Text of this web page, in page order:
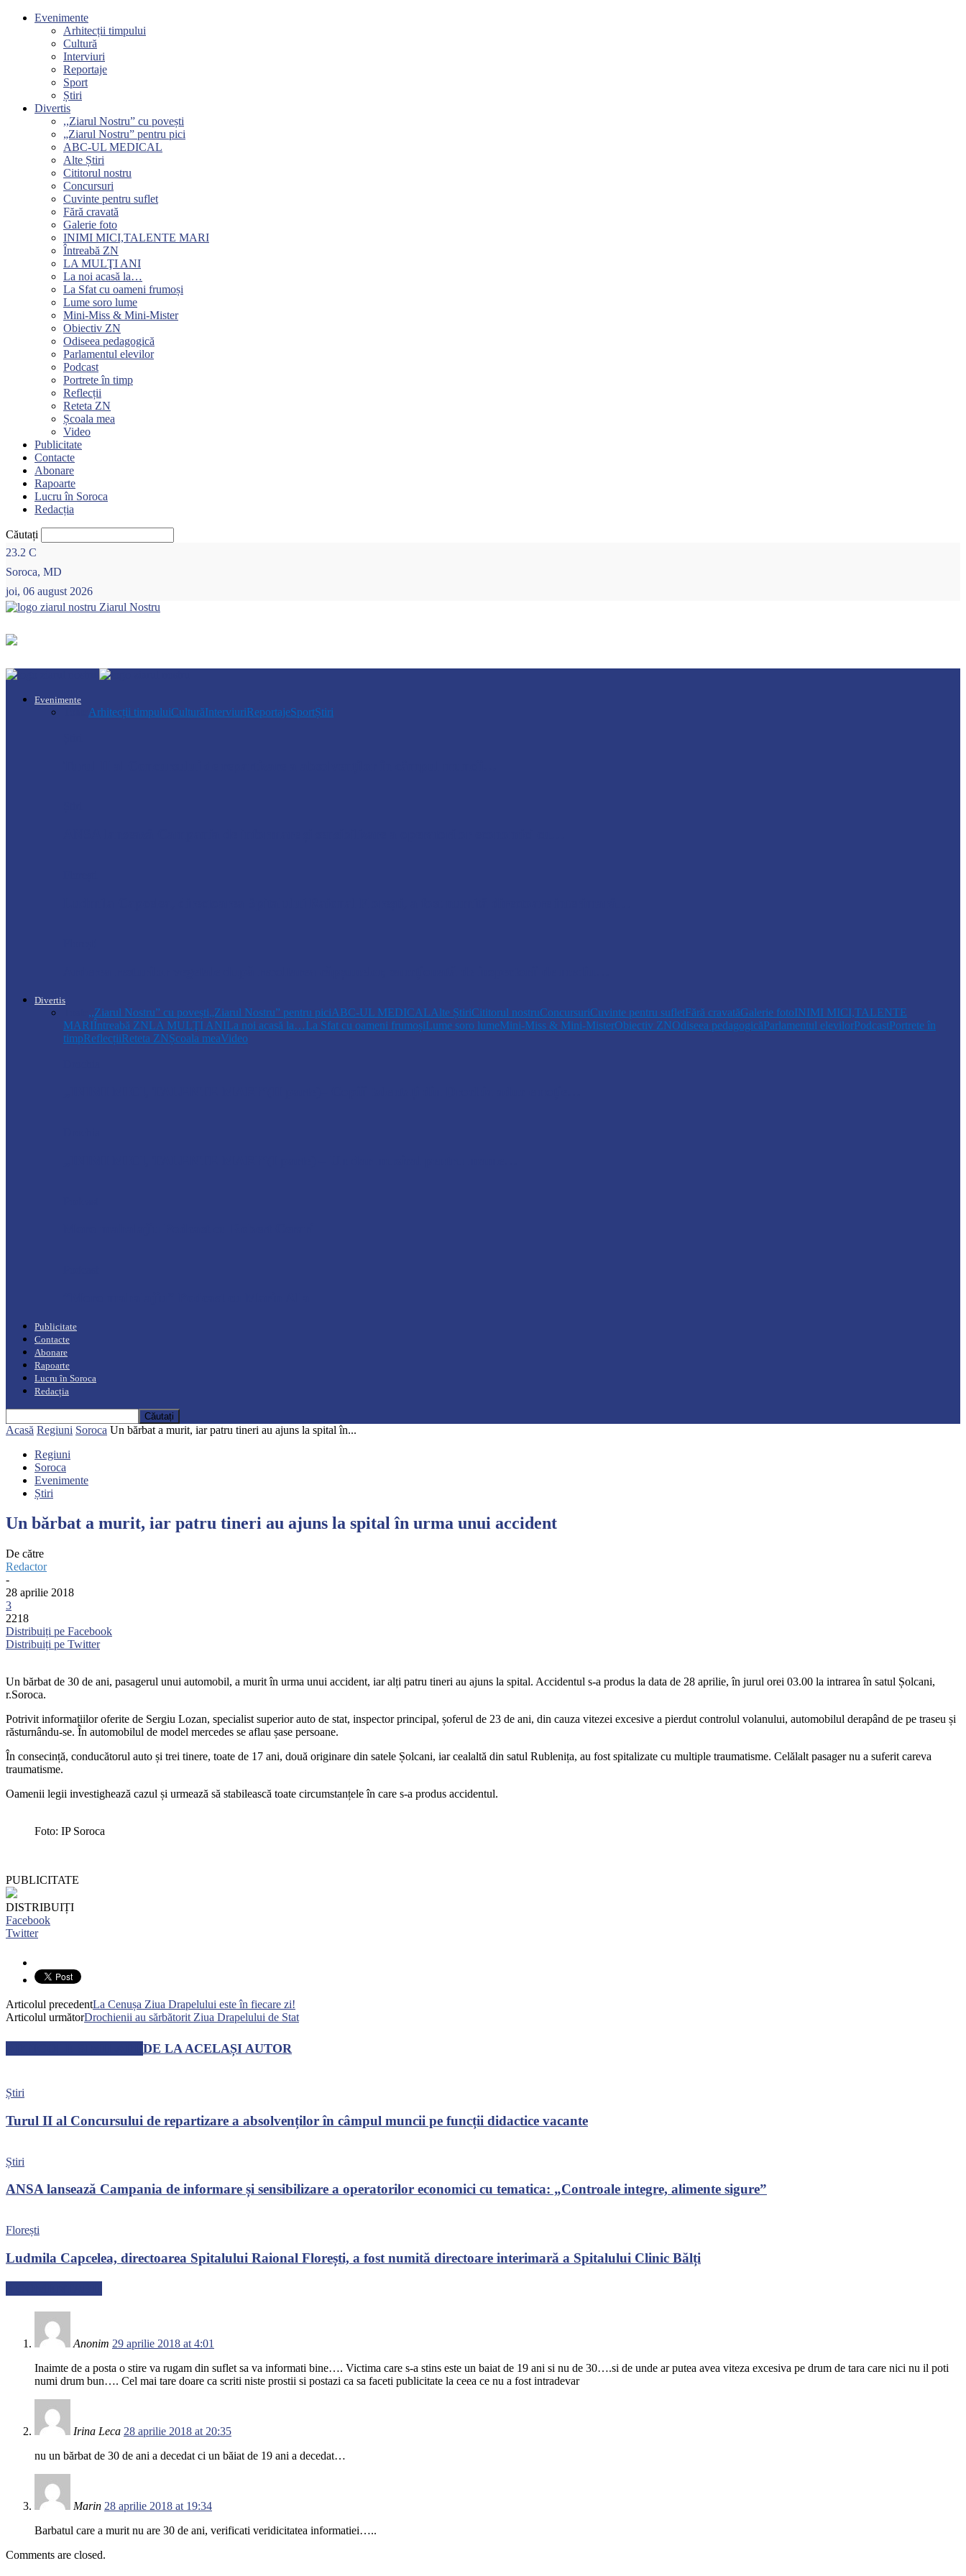
Evenimente
Arhitecții timpului
Cultură
Interviuri
Reportaje
Sport
Știri
Divertis
,,Ziarul Nostru” cu povești
„Ziarul Nostru” pentru pici
ABC-UL MEDICAL
Alte Știri
Cititorul nostru
Concursuri
Cuvinte pentru suflet
Fără cravată
Galerie foto
INIMI MICI,TALENTE MARI
Întreabă ZN
LA MULŢI ANI
La noi acasă la…
La Sfat cu oameni frumoși
Lume soro lume
Mini-Miss & Mini-Mister
Obiectiv ZN
Odiseea pedagogică
Parlamentul elevilor
Podcast
Portrete în timp
Reflecții
Reteta ZN
Școala mea
Video
Publicitate
Contacte
Abonare
Rapoarte
Lucru în Soroca
Redacția
Căutați
23.2 C
Soroca, MD
joi, 06 august 2026
Ziarul Nostru
Evenimente
Arhitecții timpuluiCulturăInterviuriReportajeSportȘtiri
Divertis
,,Ziarul Nostru” cu povești„Ziarul Nostru” pentru piciABC-UL MEDICALAlte ȘtiriCititorul nostruConcursuriCuvinte pentru sufletFără cravatăGalerie fotoINIMI MICI,TALENTE
MARIÎntreabă ZNLA MULŢI ANILa noi acasă la…La Sfat cu oameni frumoșiLume soro lumeMini-Miss & Mini-MisterObiectiv ZNOdiseea pedagogicăParlamentul elevilorPodcastPortrete în
timpReflecțiiReteta ZNȘcoala meaVideo
Publicitate
Contacte
Abonare
Rapoarte
Lucru în Soroca
Redacția
Acasă Regiuni Soroca Un bărbat a murit, iar patru tineri au ajuns la spital în...
Regiuni
Soroca
Evenimente
Știri
Un bărbat a murit, iar patru tineri au ajuns la spital în urma unui accident
De către
Redactor
-
28 aprilie 2018
3
2218
Distribuiți pe Facebook
Distribuiți pe Twitter
Un bărbat de 30 de ani, pasagerul unui automobil, a murit în urma unui accident, iar alți patru tineri au ajuns la spital. Accidentul s-a produs la data de 28 aprilie, în jurul orei 03.00 la intrarea în satul Șolcani,
r.Soroca.
Potrivit informațiilor oferite de Sergiu Lozan, specialist superior auto de stat, inspector principal, șoferul de 23 de ani, din cauza vitezei excesive a pierdut controlul volanului, automobilul derapând de pe traseu și
răsturnându-se. În automobilul de model mercedes se aflau șase persoane.
În consecință, conducătorul auto și trei tinere, toate de 17 ani, două originare din satele Șolcani, iar cealaltă din satul Rublenița, au fost spitalizate cu multiple traumatisme. Celălalt pasager nu a suferit careva
traumatisme.
Oamenii legii investighează cazul și urmează să stabilească toate circumstanțele în care s-a produs accidentul.
Foto: IP Soroca
PUBLICITATE
DISTRIBUIȚI
Facebook
Twitter
Articolul precedentLa Cenușa Ziua Drapelului este în fiecare zi!
Articolul următorDrochienii au sărbătorit Ziua Drapelului de Stat
DE LA ACELAȘI AUTOR
Știri
Turul II al Concursului de repartizare a absolvenților în câmpul muncii pe funcții didactice vacante
Știri
ANSA lansează Campania de informare și sensibilizare a operatorilor economici cu tematica: „Controale integre, alimente sigure”
Florești
Ludmila Capcelea, directoarea Spitalului Raional Florești, a fost numită directoare interimară a Spitalului Clinic Bălți
Anonim 29 aprilie 2018 at 4:01
Inaimte de a posta o stire va rugam din suflet sa va informati bine…. Victima care s-a stins este un baiat de 19 ani si nu de 30….si de unde ar putea avea viteza excesiva pe drum de tara care nici nu il poti
numi drum bun…. Cel mai tare doare ca scriti niste prostii si postazi ca sa faceti publicitate la ceea ce nu a fost intradevar
Irina Leca 28 aprilie 2018 at 20:35
nu un bărbat de 30 de ani a decedat ci un băiat de 19 ani a decedat…
Marin 28 aprilie 2018 at 19:34
Barbatul care a murit nu are 30 de ani, verificati veridicitatea informatiei…..
Comments are closed.